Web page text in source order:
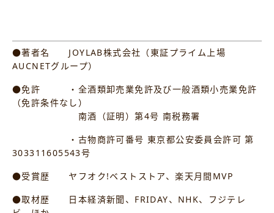
●著者名 JOYLAB株式会社（東証プライム上場
AUCNETグループ）
●免許 ・全酒類卸売業免許及び一般酒類小売業免許
（免許条件なし）
南酒（証明）第4号 南税務署
・古物商許可番号 東京都公安委員会許可 第
303311605543号
●受賞歴 ヤフオク!ベストストア、楽天月間MVP
●取材歴 日本経済新聞、FRIDAY、NHK、フジテレ